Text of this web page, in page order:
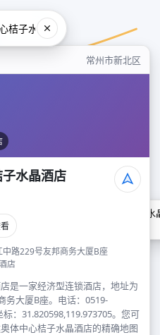
常州市新北区
水晶酒店
路229号友邦商务大厦B座
店
是一家经济型连锁酒店，地址为
务大厦B座。电话：0519-
：31.820598,119.973705。您可
体中心桔子水晶酒店的精确地图
常州新北万达奥体中心桔子水